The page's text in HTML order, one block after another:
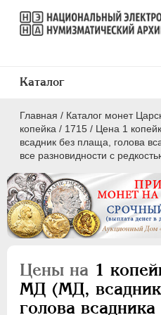
Главная / Каталог монет
копейка / 1715 / Цена 1
всадник без плаща, голова
все разновидности с
Цены на 1
МД (МД,
голова всадника
Каталог
ПEТР I 1699 - 1725
Золото
Медь
5 копеек